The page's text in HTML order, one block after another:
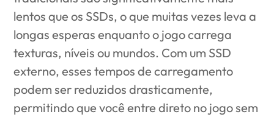
lentos que os SSDs, o que muitas vezes leva a
longas esperas enquanto o jogo carrega
texturas, níveis ou mundos. Com um SSD
externo, esses tempos de carregamento
podem ser reduzidos drasticamente,
permitindo que você entre direto no jogo sem